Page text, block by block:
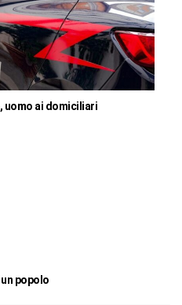
uomo ai domiciliari
popolo